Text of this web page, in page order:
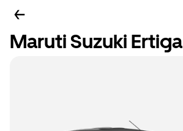
Maruti Suzuki Ertiga